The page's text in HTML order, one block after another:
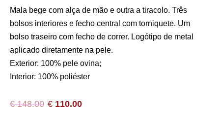
Mala bege com alça de mão e outra a tiracolo. Três
bolsos interiores e fecho central com torniquete. Um
bolso traseiro com fecho de correr. Logótipo de metal
aplicado diretamente na pele.
Exterior: 100% pele ovina;
Interior: 100% poliéster
€148.00 € 110.00